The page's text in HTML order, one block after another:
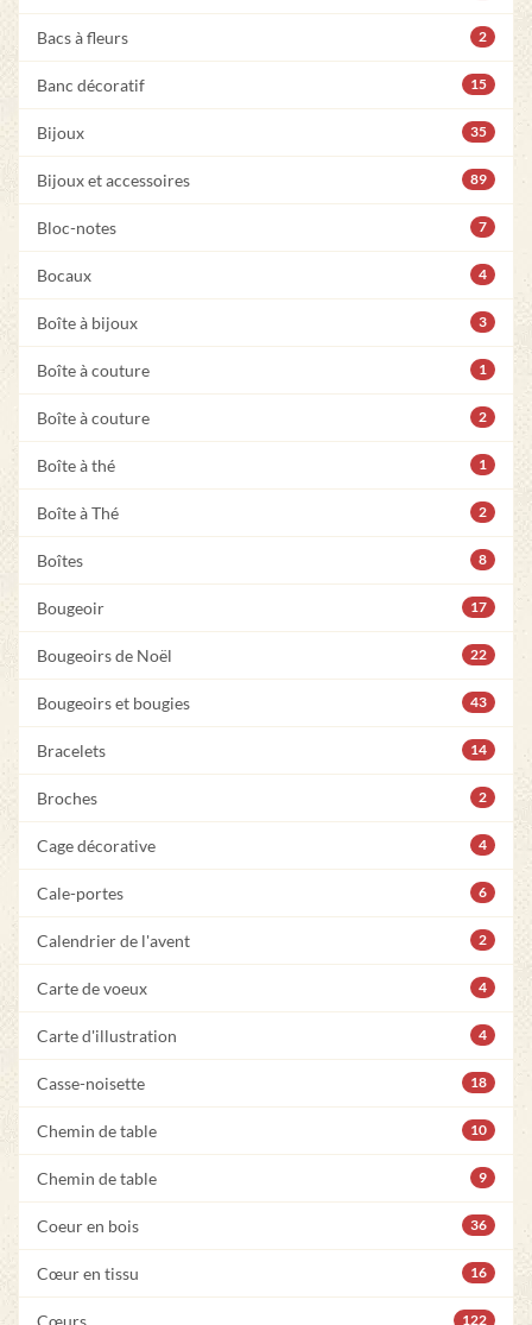
Bacs à fleurs 2
Banc décoratif 15
Bijoux 35
Bijoux et accessoires 89
Bloc-notes 7
Bocaux 4
Boîte à bijoux 3
Boîte à couture 1
Boîte à couture 2
Boîte à thé 1
Boîte à Thé 2
Boîtes 8
Bougeoir 17
Bougeoirs de Noël 22
Bougeoirs et bougies 43
Bracelets 14
Broches 2
Cage décorative 4
Cale-portes 6
Calendrier de l'avent 2
Carte de voeux 4
Carte d'illustration 4
Casse-noisette 18
Chemin de table 10
Chemin de table 9
Coeur en bois 36
Cœur en tissu 16
122